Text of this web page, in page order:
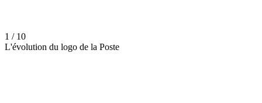
1 / 10
L'évolution du logo de la Poste